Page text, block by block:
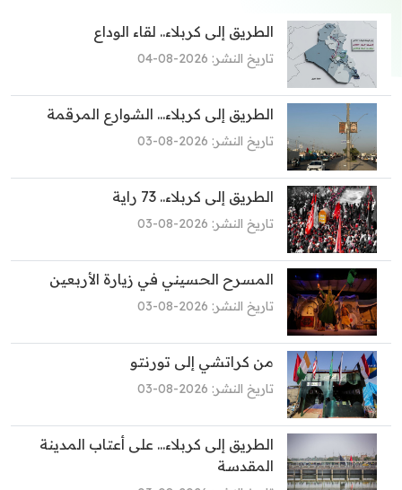
الطريق إلى كربلاء.. لقاء الوداع
تاريخ النشر: 2026-08-04
الطريق إلى كربلاء... الشوارع المرقمة
تاريخ النشر: 2026-08-03
الطريق إلى كربلاء.. 73 راية
تاريخ النشر: 2026-08-03
المسرح الحسيني في زيارة الأربعين
تاريخ النشر: 2026-08-03
من كراتشي إلى تورنتو
تاريخ النشر: 2026-08-03
الطريق إلى كربلاء... على أعتاب المدينة
المقدسة